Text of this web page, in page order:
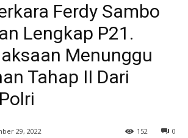
Ferdy Sambo
Lengkap P21.
Menunggu
Tahap II Dari
29, 2022 0
152